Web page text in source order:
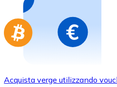
Vai al negozio di carte
Acquista verge utilizzando